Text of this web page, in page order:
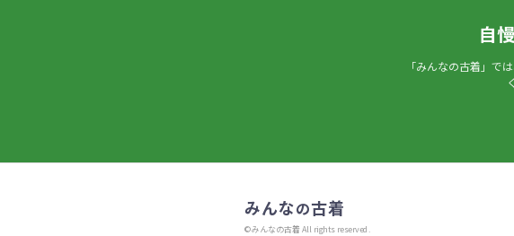
自
「みんなの古着」で
みんなの古着
©みんなの古着 All rights reserved.